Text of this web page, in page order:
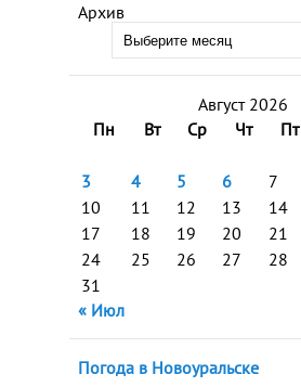
Архив
Август 2026
Пн
Вт Ср Чт Пт
3
4 5 6 7
10
11 12 13 14
17
18 19 20 21
24
25 26 27 28
31
« Июл
Погода в Новоуральске